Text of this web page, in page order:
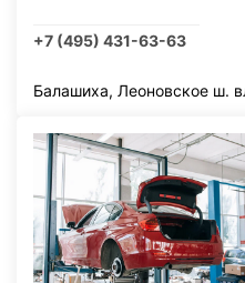
+7 (495) 431-63-63
Балашиха, Леоновское ш.